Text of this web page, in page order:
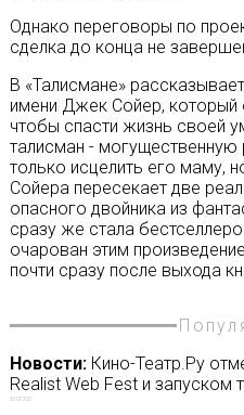
Однако переговоры по
сделка до конца не
В «Талисмане»
имени Джек Сойер, который
чтобы спасти жизнь своей
талисман -
только исцелить его маму,
Сойера пересекает две
опасного двойника из
сразу же стала
очарован этим
почти сразу после выхода
Новости:Кино-Театр.Ру
Realist Web Fest и запуском
30/07/2021